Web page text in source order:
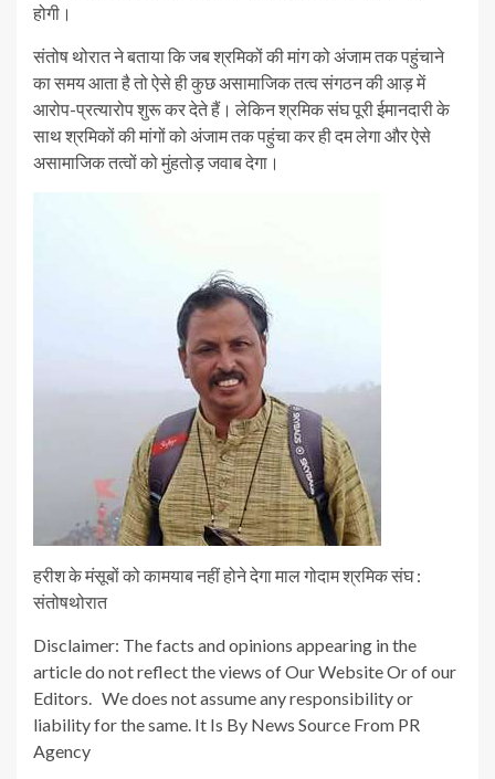
होगी।
संतोष थोरात ने बताया कि जब श्रमिकों की मांग को अंजाम तक पहुंचाने
का समय आता है तो ऐसे ही कुछ असामाजिक तत्व संगठन की आड़ में
आरोप-प्रत्यारोप शुरू कर देते हैं। लेकिन श्रमिक संघ पूरी ईमानदारी के
साथ श्रमिकों की मांगों को अंजाम तक पहुंचा कर ही दम लेगा और ऐसे
असामाजिक तत्वों को मुंहतोड़ जवाब देगा।
हरीश के मंसूबों को कामयाब नहीं होने देगा माल गोदाम श्रमिक संघ :
संतोषथोरात
Disclaimer: The facts and opinions appearing in the
article do not reflect the views of Our Website Or of our
Editors. We does not assume any responsibility or
liability for the same. It Is By News Source From PR
Agency